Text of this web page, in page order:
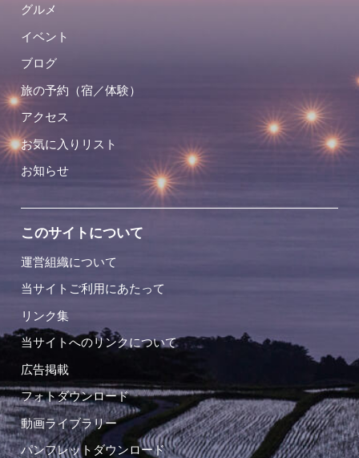
グルメ
イベント
ブログ
旅の予約（宿／体験）
アクセス
お気に入りリスト
お知らせ
このサイトについて
運営組織について
当サイトご利用にあたって
リンク集
当サイトへのリンクについて
広告掲載
フォトダウンロード
動画ライブラリー
パンフレットダウンロード